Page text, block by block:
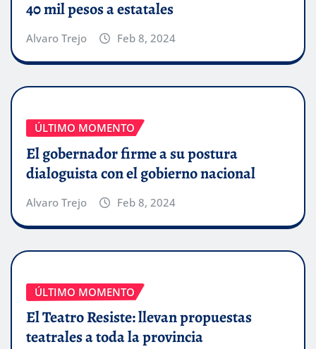
40 mil pesos a estatales
Alvaro Trejo Feb 8, 2024
ÚLTIMO MOMENTO
El gobernador firme a su postura
dialoguista con el gobierno nacional
Alvaro Trejo Feb 8, 2024
ÚLTIMO MOMENTO
El Teatro Resiste: llevan propuestas
teatrales a toda la provincia